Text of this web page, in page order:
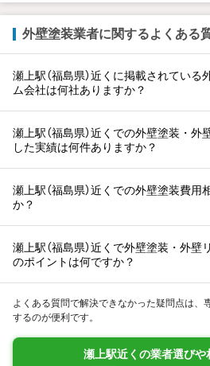
外壁塗装業者に関するよくある
瀬上駅（福島県）近くに掲載されてい
ム会社は何社ありますか？
瀬上駅（福島県）近くでの外壁塗装・
した実績は何件ありますか？
瀬上駅（福島県）近くでの外壁塗装費用
か？
瀬上駅（福島県）近くで外壁塗装・外
のポイントは何ですか？
よくある質問で解決できなかった疑問点は、
するのが便利です。
瀬上駅近くの業者選びや